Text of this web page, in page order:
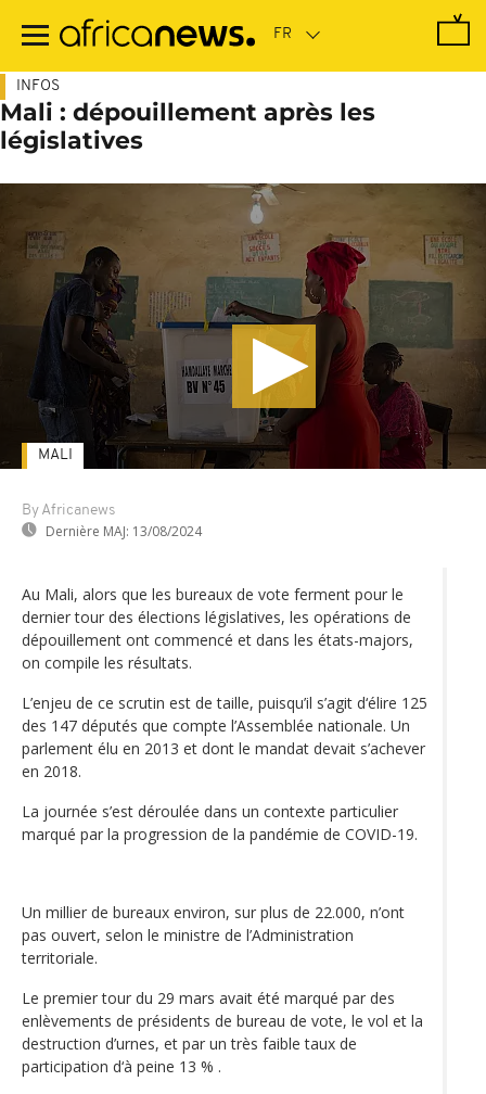
contenu
INFOS
Mali : dépouillement après les
législatives
By Africanews
Dernière MAJ: 13/08/2024
MALI
Au Mali, alors que les bureaux de vote ferment pour le
dernier tour des élections législatives, les opérations de
dépouillement ont commencé et dans les états-majors,
on compile les résultats.
L’enjeu de ce scrutin est de taille, puisqu’il s’agit d‘élire 125
des 147 députés que compte l’Assemblée nationale. Un
parlement élu en 2013 et dont le mandat devait s’achever
en 2018.
La journée s’est déroulée dans un contexte particulier
marqué par la progression de la pandémie de COVID-19.
Un millier de bureaux environ, sur plus de 22.000, n’ont
pas ouvert, selon le ministre de l’Administration
territoriale.
Le premier tour du 29 mars avait été marqué par des
enlèvements de présidents de bureau de vote, le vol et la
destruction d’urnes, et par un très faible taux de
participation d‘à peine 13 % .